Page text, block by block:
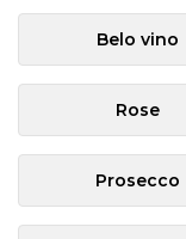
Belo vino
Rose
Prosecco